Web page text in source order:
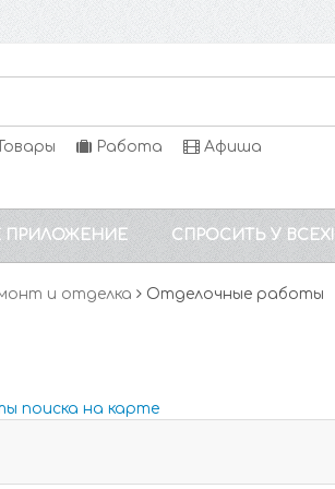
Работа Афиша
ПРИЛОЖЕНИЕ СПРОСИТЬ У ВСЕХ!
и отделка Отделочные работы
поиска на карте